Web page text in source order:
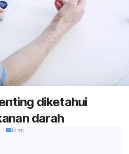
diketahui
darah
Iklan